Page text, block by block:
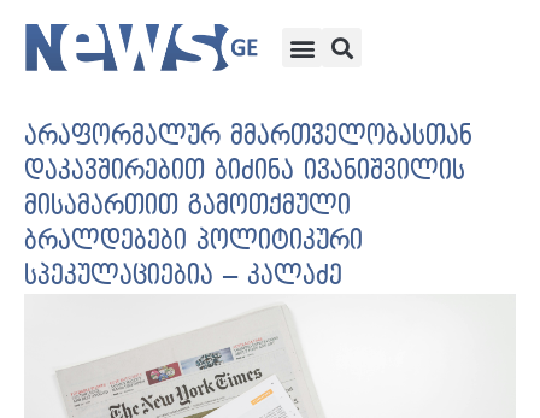
არაფორმალურ მმართველობასთან
დაკავშირებით ბიძინა ივანიშვილის
მისამართით გამოთქმული
ბრალდებები პოლიტიკური
სპეკულაციებია – კალაძე